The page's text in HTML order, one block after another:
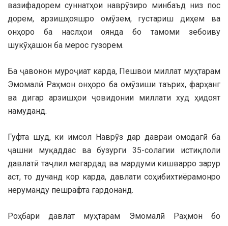
вазифадорем суннатҳои наврӯзиро минбаъд низ пос
дорем, арзишҳояшро омӯзем, густариш диҳем ва
онҳоро ба наслҳои оянда бо тамоми зебоиву
шукӯҳашон ба мерос гузорем.
Ба ҷавонон муроҷиат карда, Пешвои миллат муҳтарам
Эмомалӣ Раҳмон онҳоро ба омӯзиши таърих, фарҳанг
ва дигар арзишҳои ҷовидонии миллати худ ҳидоят
намуданд.
Гуфта шуд, ки имсол Наврӯз дар давраи омодагӣ ба
ҷашни муқаддас ва бузурги 35-солагии истиқлоли
давлатӣ таҷлил мегардад ва мардуми кишварро зарур
аст, то дучанд кор карда, давлати соҳибихтиёрамонро
неруманду пешрафта гардонанд.
Роҳбари давлат муҳтарам Эмомалӣ Раҳмон бо